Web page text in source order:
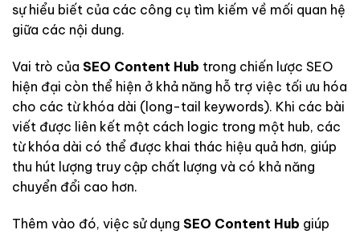
sự hiểu biết của các công cụ tìm kiếm về mối quan hệ
giữa các nội dung.
Vai trò của SEO Content Hub trong chiến lược SEO
hiện đại còn thể hiện ở khả năng hỗ trợ việc tối ưu hóa
cho các từ khóa dài (long-tail keywords). Khi các bài
viết được liên kết một cách logic trong một hub, các
từ khóa dài có thể được khai thác hiệu quả hơn, giúp
thu hút lượng truy cập chất lượng và có khả năng
chuyển đổi cao hơn.
Thêm vào đó, việc sử dụng SEO Content Hub giúp